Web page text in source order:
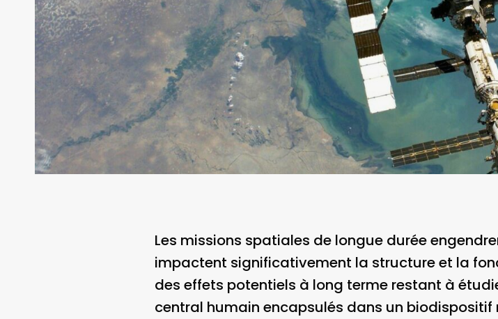
Les missions spatiales de longue durée
impactent significativement la structure et la
des effets potentiels à long terme restant à
central humain encapsulés dans un